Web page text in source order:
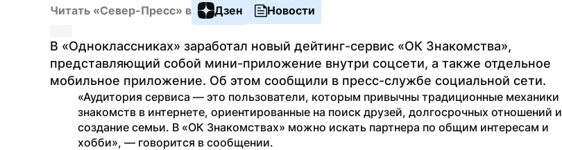
Читать «Север-Пресс» в Дзен Новости
В «Одноклассниках» заработал новый дейтинг-сервис «ОК Знакомства»,
представляющий собой мини-приложение внутри соцсети, а также отдельное
мобильное приложение. Об этом сообщили в пресс-службе социальной сети.
«Аудитория сервиса — это пользователи, которым привычны традиционные механики
знакомств в интернете, ориентированные на поиск друзей, долгосрочных отношений и
создание семьи. В «ОК Знакомствах» можно искать партнера по общим интересам и
хобби», — говорится в сообщении.